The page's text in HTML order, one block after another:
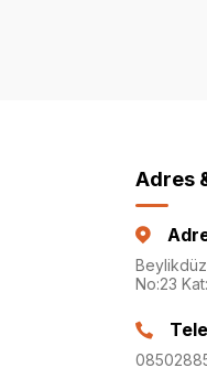
Adres
No:23